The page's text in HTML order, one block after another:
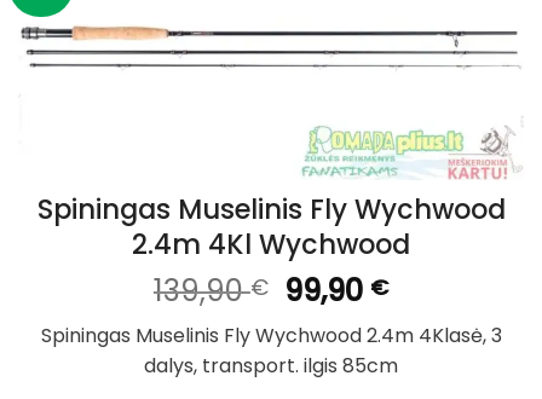
Spiningas Muselinis Fly Wychwood
2.4m 4Kl Wychwood
139,90€ Original
price
was:
139,90 €.
99,90 €Current
price
is:
99,90 €.
Spiningas Muselinis Fly Wychwood 2.4m 4Klasė, 3
dalys, transport. ilgis 85cm